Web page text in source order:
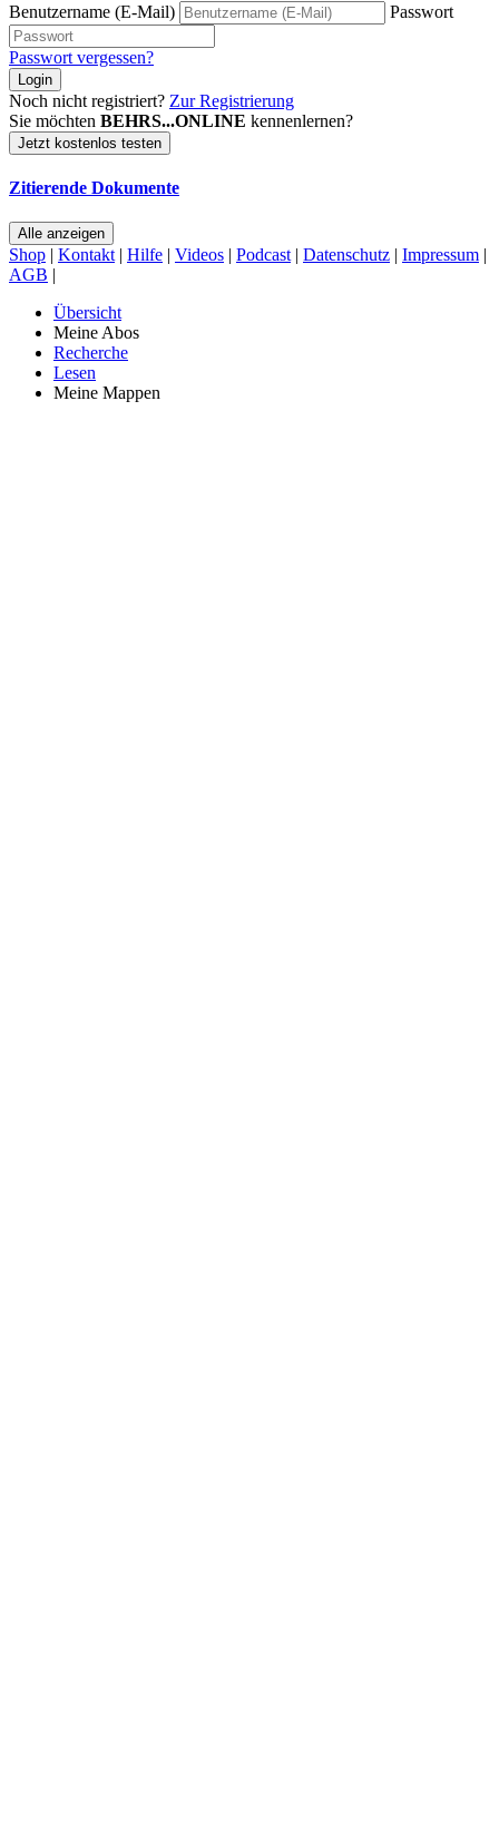
Benutzername (E-Mail) Passwort
Passwort vergessen?
Login
Noch nicht registriert? Zur Registrierung
Sie möchten BEHRS...ONLINE kennenlernen?
Jetzt kostenlos testen
Zitierende Dokumente
Alle anzeigen
Shop | Kontakt | Hilfe | Videos | Podcast | Datenschutz | Impressum |
AGB |
Übersicht
Meine Abos
Recherche
Lesen
Meine Mappen